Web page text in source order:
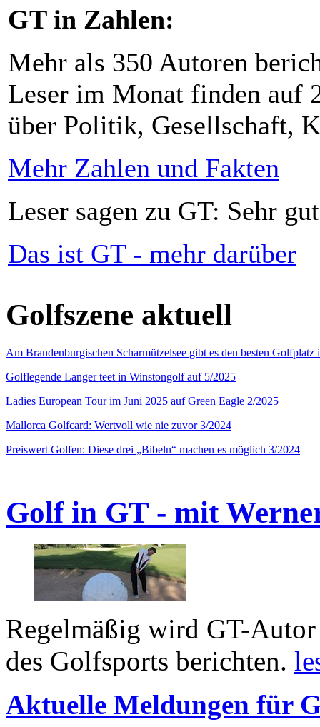
GT in Zahlen:
Mehr als 350 Autoren
Leser im Monat finden auf
über Politik, Gesellschaft,
Mehr Zahlen und Fakten
Leser sagen zu GT: Sehr
Das ist GT - mehr darüber
Golfszene aktuell
Am Brandenburgischen Scharmützelsee gibt es den besten
Golflegende Langer teet in Winstongolf auf 5/2025
Ladies European Tour im Juni 2025 auf Green Eagle 2/2025
Mallorca Golfcard: Wertvoll wie nie zuvor 3/2024
Preiswert Golfen: Diese drei „Bibeln“ machen es möglich 3/2024
Golf in GT - mit
Regelmäßig wird GT-
des Golfsports berichten.
Aktuelle Meldungen für